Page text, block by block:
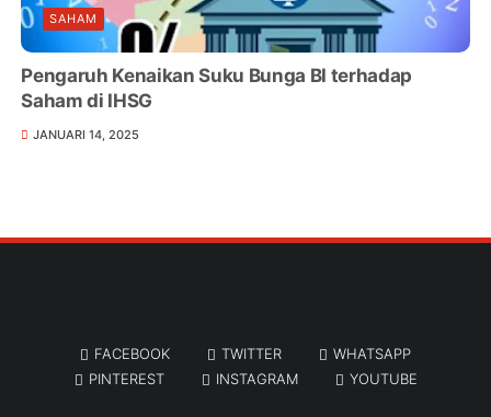
SAHAM
Pengaruh Kenaikan Suku Bunga BI terhadap
Saham di IHSG
JANUARI 14, 2025
FACEBOOK TWITTER
WHATSAPP
PINTEREST
INSTAGRAM YOUTUBE